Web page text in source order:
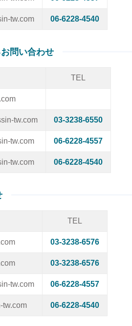
tw.com 06-6228-4540
問い合わせ
TEL
tw.com 03-3238-6550
tw.com 06-6228-4557
tw.com 06-6228-4540
TEL
03-3238-6576
03-3238-6576
tw.com 06-6228-4557
tw.com 06-6228-4540